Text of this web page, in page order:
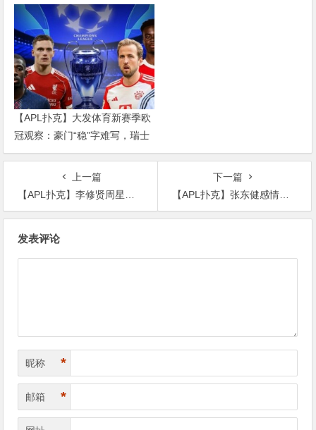
【APL扑克】大发体育新赛季欧
冠观察：豪门“稳”字难写，瑞士
轮赛制让每一场都变成生死
上一篇
【APL扑克】李修贤周星驰关系起底， 2人关系并不好为何周星驰仍旧非常感恩他
下一篇
【APL扑克】张东健感情起底, 他前任都有谁现任老婆!
发表评论
昵称 *
邮箱 *